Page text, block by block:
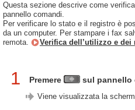
Questa sezione descrive come
pannello comandi.
Per verificare lo stato e il registro è
da un computer. Per stampare i fax
remota.
Verifica dell’utilizzo e
1 Premere sul pannello
Viene visualizzata la